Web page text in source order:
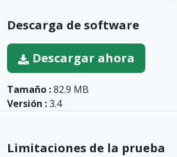
Descarga de software
Descargar ahora
Tamaño :82.9 MB
Versión :3.4
Limitaciones de la prueba